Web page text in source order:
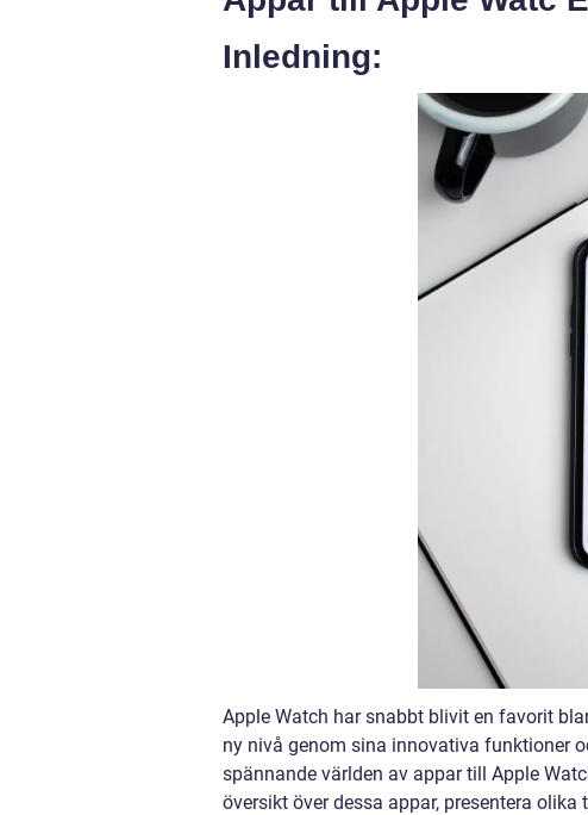
Inledning:
Apple Watch har snabbt blivit en favorit
ny nivå genom sina innovativa funktioner
spännande världen av appar till Apple
översikt över dessa appar, presentera